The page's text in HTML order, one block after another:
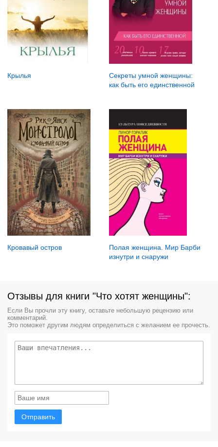
Крылья
Секреты умной женщины:
как быть его единственной
Кровавый остров
Полая женщина. Мир Барби
изнутри и снаружи
Отзывы для книги "Что хотят женщины":
Если Вы прочли эту книгу, оставьте небольшую рецензию или
комментарий.
Это поможет другим людям определиться с желанием ее прочесть.
Отправить